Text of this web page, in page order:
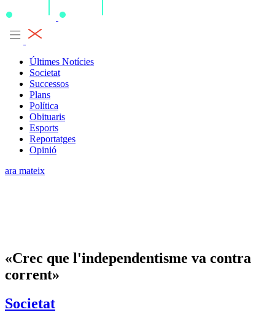
Últimes Notícies
Societat
Successos
Plans
Política
Obituaris
Esports
Reportatges
Opinió
ara mateix
«Crec que l'independentisme va contra
corrent»
Societat